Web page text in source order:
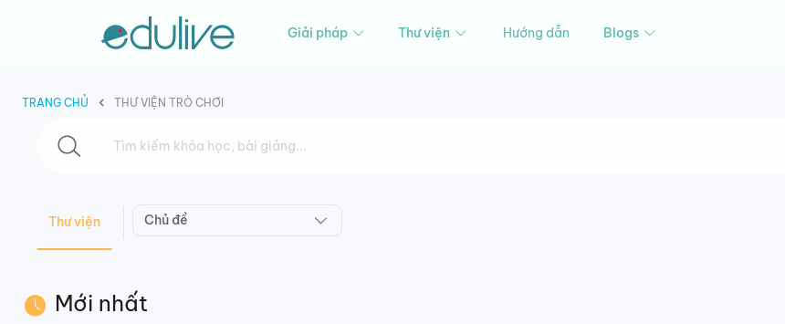
Giải pháp Thư viện Hướng dẫn Blogs
TRANG CHỦ THƯ VIỆN TRÒ CHƠI
Thư viện Chủ đề
Mới nhất